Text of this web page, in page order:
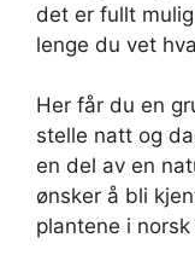
det er fullt
lenge du vet
Her får du en
stelle natt og
en del av en
ønsker å bli
plantene i